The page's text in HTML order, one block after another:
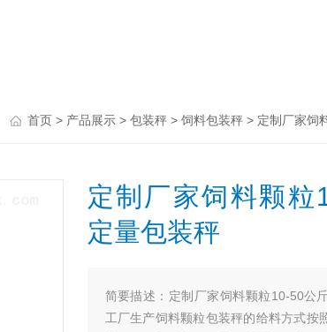
首页 > 产品展示 > 包装秤 > 饲料包装秤 > 定制厂家饲
定制厂家饲料颗粒
定量包装秤
简要描述： 定制厂家饲料颗粒10-50公
工厂生产饲料颗粒包装秤的给料方式按